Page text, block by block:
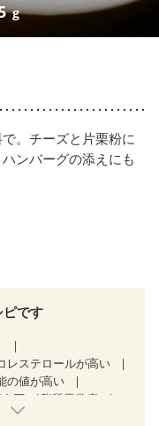
g
。チーズと片栗粉に
ンバーグの添えにも
ピです
レステロールが高い
の値が高い
圧
脂質異常症
（移行期・寛解期）